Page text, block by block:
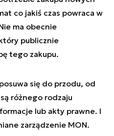
co jakiś czas powraca w
ma obecnie
publicznie
tego zakupu.
się do przodu, od
różnego rodzaju
lub akty prawne. I
zarządzenie MON.